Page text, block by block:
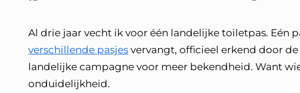
Al drie jaar vecht ik voor één landelijke toiletpas. Eén
verschillende pasjes vervangt, officieel erkend door
landelijke campagne voor meer bekendheid. Want
onduidelijkheid.